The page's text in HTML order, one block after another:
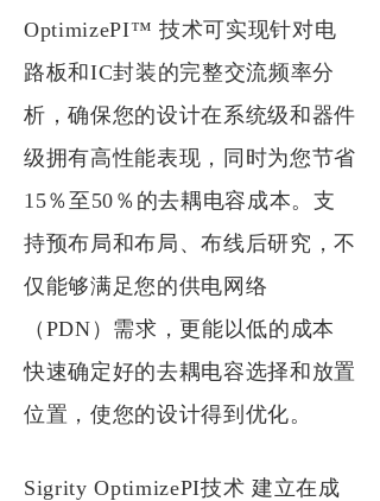
OptimizePI™ 技术可实现针对电
路板和IC封装的完整交流频率分
析，确保您的设计在系统级和器件
级拥有高性能表现，同时为您节省
15％至50 ％的去耦电容成本。支
持预布局和布局、布线后研究，不
仅能够满足您的供电网络
（ PDN）需求，更能以低的成本
快速确定好的去耦电容选择和放置
位置，使您的设计得到优化。
SigrityOptimizePI技术 建立在成